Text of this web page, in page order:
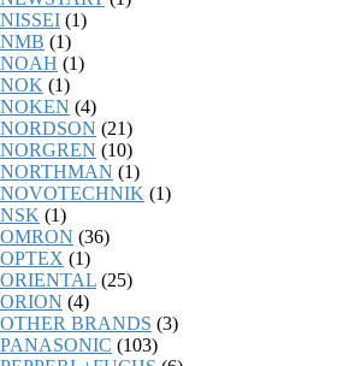
NISSEI (1)
NMB (1)
NOAH (1)
NOK (1)
NOKEN (4)
NORDSON (21)
NORGREN (10)
NORTHMAN (1)
NOVOTECHNIK (1)
NSK (1)
OMRON (36)
OPTEX (1)
ORIENTAL (25)
ORION (4)
OTHER BRANDS (3)
PANASONIC (103)